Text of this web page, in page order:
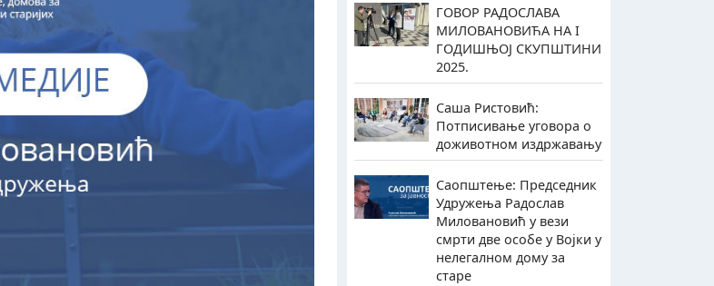
ГОВОР РАДОСЛАВА
МИЛОВАНОВИЋА НА I
ГОДИШЊОЈ СКУПШТИНИ
2025.
Саша Ристовић:
Потписивање уговора о
доживотном издржавању
Саопштење: Председник
Удружења Радослав
Миловановић у вези
смрти две особе у Војки у
нелегалном дому за
старе